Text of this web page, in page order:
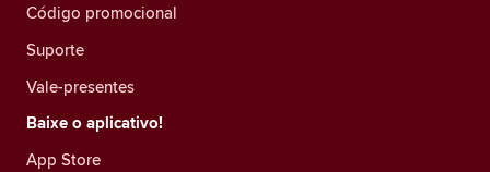
Código promocional
Suporte
Vale-presentes
Baixe o aplicativo!
App Store